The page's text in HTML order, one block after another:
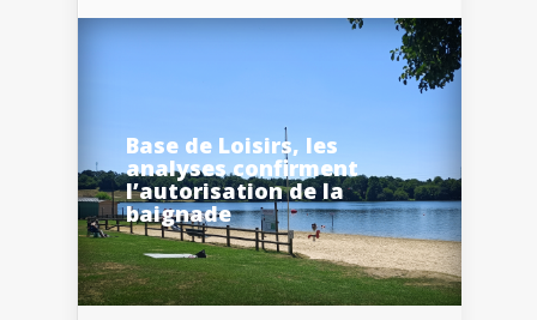
Base de Loisirs, les
analyses confirment
l’autorisation de la
baignade